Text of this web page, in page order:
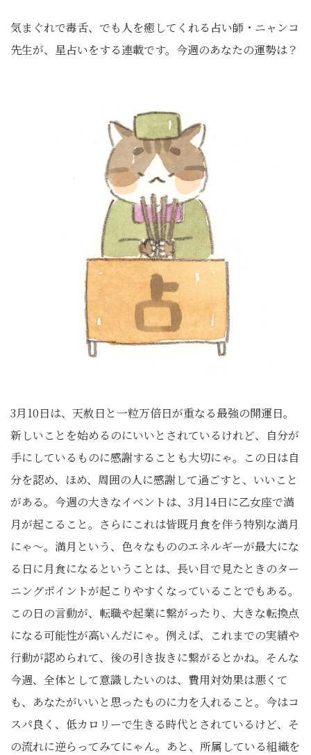
気まぐれで毒舌、でも人を癒してくれる占い師・ニャンコ
先生が、星占いをする連載です。今週のあなたの運勢は？
3月10日は、天赦日と一粒万倍日が重なる最強の開運日。
新しいことを始めるのにいいとされているけれど、自分が
手にしているものに感謝することも大切にゃ。この日は自
分を認め、ほめ、周囲の人に感謝して過ごすと、いいこと
がある。今週の大きなイベントは、3月14日に乙女座で満
月が起こること。さらにこれは皆既月食を伴う特別な満月
にゃ〜。満月という、色々なもののエネルギーが最大にな
る日に月食になるということは、長い目で見たときのター
ニングポイントが起こりやすくなっていることでもある。
この日の言動が、転職や起業に繋がったり、大きな転換点
になる可能性が高いんだにゃ。例えば、これまでの実績や
行動が認められて、後の引き抜きに繋がるとかね。そんな
今週、全体として意識したいのは、費用対効果は悪くて
も、あなたがいいと思ったものに力を入れること。今はコ
スパ良く、低カロリーで生きる時代とされているけど、そ
の流れに逆らってみてにゃん。あと、所属している組織を